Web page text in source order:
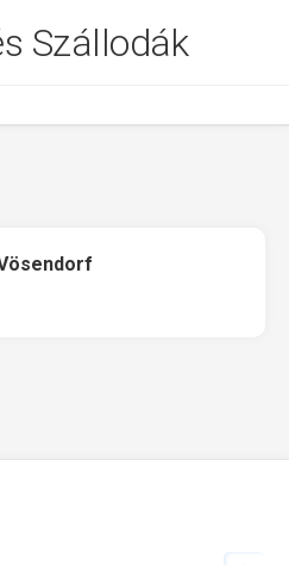
Szállodák